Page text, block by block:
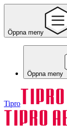
Öppna meny
Öppna meny
Tipro